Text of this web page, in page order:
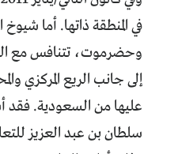
في المنطقة ذاتها. أما
وحضرموت، تتنافس مع
إلى جانب الريع المركزي
سلطان بن عبد العزيز